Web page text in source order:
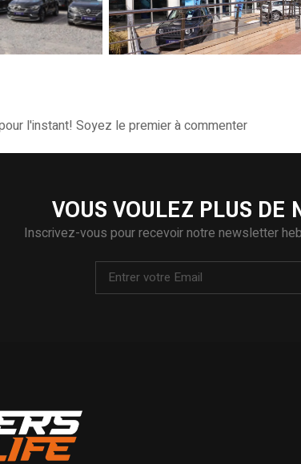
l'instant! Soyez le premier à commenter
VOUS VOULEZ PLUS DE
Inscrivez-vous pour recevoir notre newsletter